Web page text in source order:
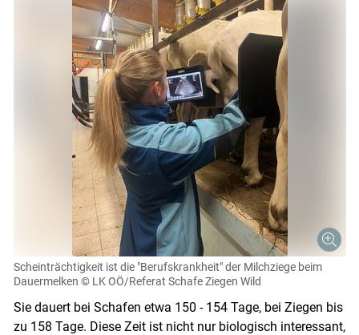
Scheinträchtigkeit ist die "Berufskrankheit" der Milchziege beim
Dauermelken © LK OÖ/Referat Schafe Ziegen Wild
Sie dauert bei Schafen etwa 150 - 154 Tage, bei Ziegen bis
zu 158 Tage. Diese Zeit ist nicht nur biologisch interessant,